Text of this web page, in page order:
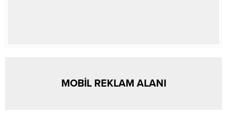
MOBİL REKLAM ALANI